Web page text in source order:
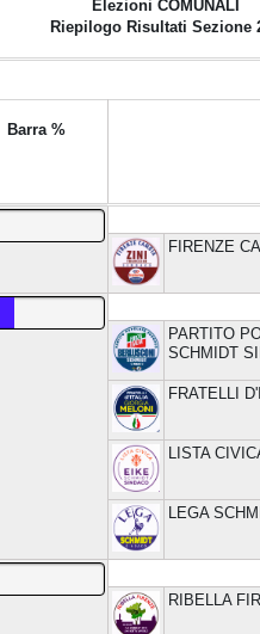
Elezioni COMUNALI
Riepilogo Risultati Sezione
Barra %
FIRENZE
PARTITO
SCHMIDT
FRATELLI
LISTA
LEGA
RIBELLA